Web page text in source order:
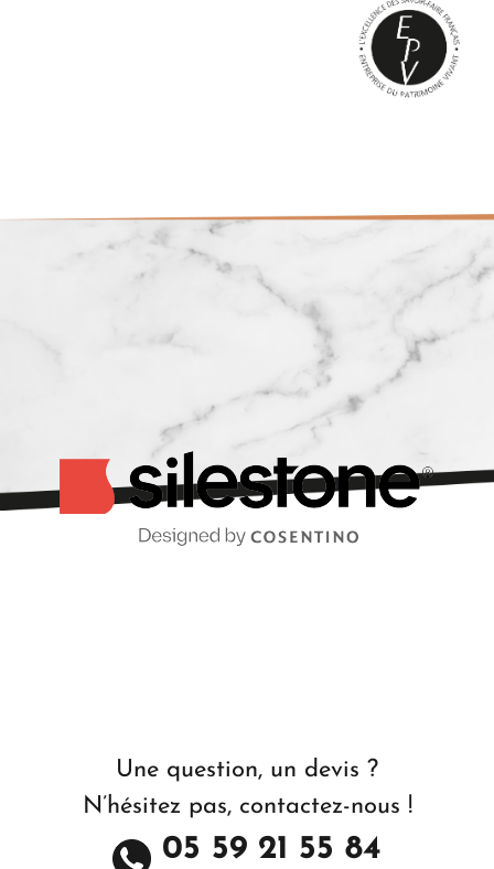
Une question, un devis ?
N’hésitez pas, contactez-nous !
05 59 21 55 84